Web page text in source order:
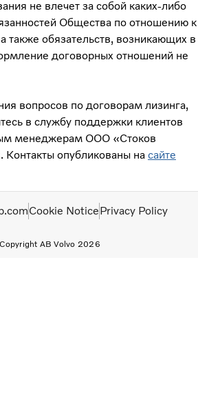
не влечет за собой каких-либо
Общества по отношению к
также обязательств, возникающих в
договорных отношений не
вопросов по договорам лизинга,
в службу поддержки клиентов
менеджерам ООО «Стоков
опубликованы на сайте
Copyright AB Volvo 2026
Cookie NoticePrivacy Policy